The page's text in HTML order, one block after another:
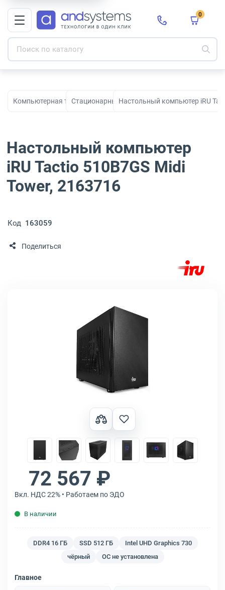
0
Компьютерная техникаСтационарные ПКНастольный компьютер iRU
Настольный компьютер
iRU Tactio 510B7GS Midi
Tower, 2163716
Код 163059
Поделиться
72 567 ₽
Вкл. НДС 22% • Работаем по ЭДО
В наличии
DDR4 16 ГБ SSD 512 ГБ
Intel UHD Graphics 730
чёрный
ОС не установлена
Главное